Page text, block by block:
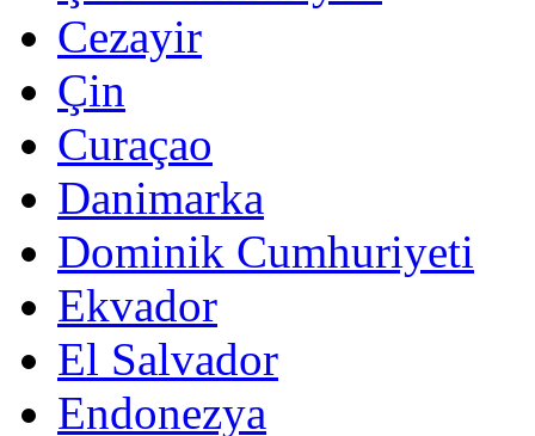
Cezayir
Çin
Curaçao
Danimarka
Dominik Cumhuriyeti
Ekvador
El Salvador
Endonezya